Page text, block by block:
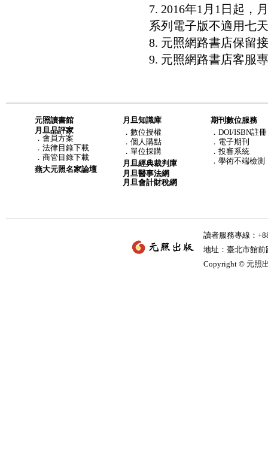
7. 2016年1月1日起，
系列電子版不適用七
8. 元照網路書店保留
9. 元照網路書店客服
元照讀書館
月旦品評家
． 會員方案
． 法律目錄下載
． 商管目錄下載
燕大元照名家論壇
月旦知識庫
． 數位授權
． 個人購點
． 單位採購
月旦經典裁判庫
月旦醫事法網
月旦會計財稅網
期刊數位服務
．DOI/ISBN註冊
．電子期刊
．投審系統
．學術不端檢測
讀者服務專線：
地址：臺北市館
Copyright © 元照